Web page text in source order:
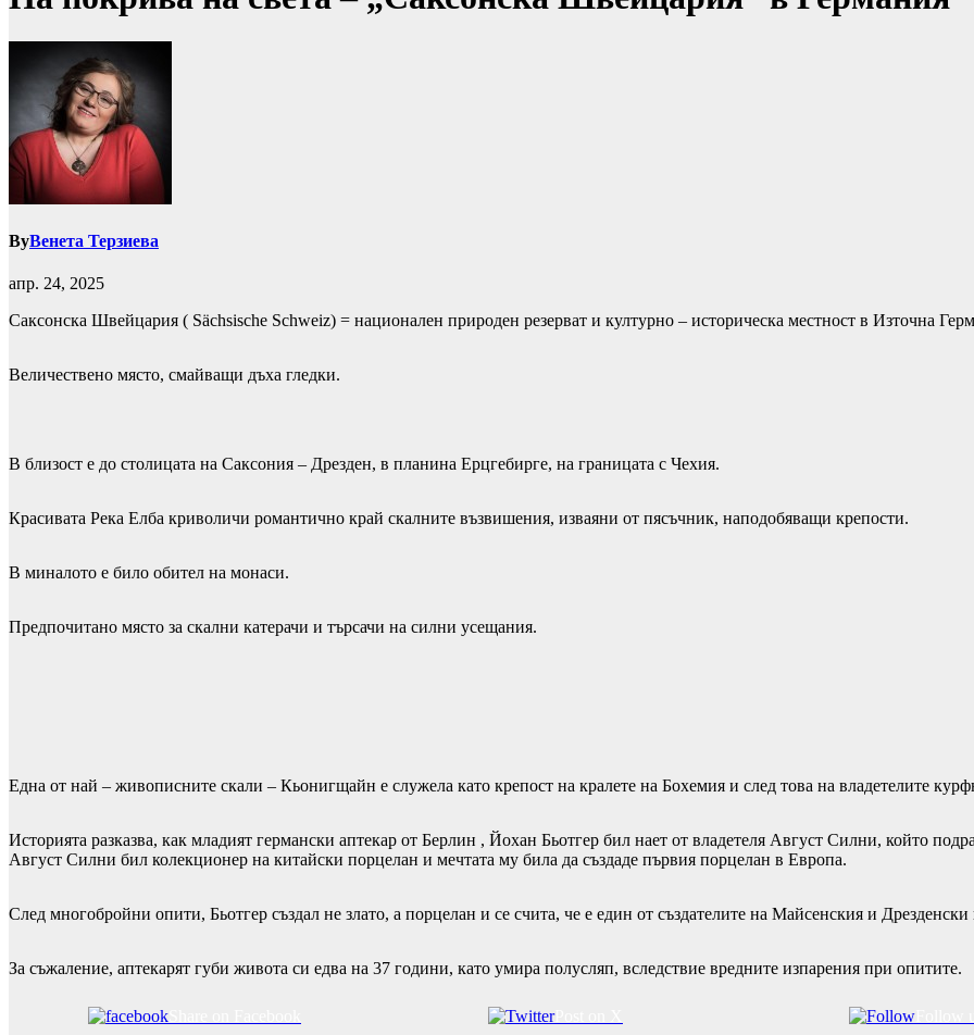
ByВенета Терзиева
апр. 24, 2025
Саксонска Швейцария ( Sächsische Schweiz) = национален природен резерват и културно – историческа местност в Източна
Величествено място, смайващи дъха гледки.
В близост е до столицата на Саксония – Дрезден, в планина Ерцгебирге, на границата с Чехия.
Красивата Река Елба криволичи романтично край скалните възвишения, изваяни от пясъчник, наподобяващи крепости.
В миналото е било обител на монаси.
Предпочитано място за скални катерачи и търсачи на силни усещания.
Една от най – живописните скали – Кьонигщайн е служела като крепост на кралете на Бохемия и след това на владетелите
Историята разказва, как младият германски аптекар от Берлин , Йохан Бьотгер бил нает от владетеля Август Силни, който
Август Силни бил колекционер на китайски порцелан и мечтата му била да създаде първия порцелан в Европа.
След многобройни опити, Бьотгер създал не злато, а порцелан и се счита, че е един от създателите на Майсенския и Дрезденски
За съжаление, аптекарят губи живота си едва на 37 години, като умира полусляп, вследствие вредните изпарения при опитите.
Post on X